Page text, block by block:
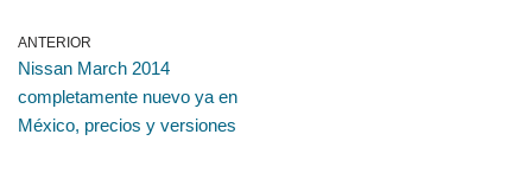
ANTERIOR
Nissan March 2014
completamente nuevo ya en
México, precios y versiones